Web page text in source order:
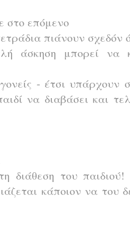
στο επόμενο
πιάνουν σχεδόν
άσκηση μπορεί να
- έτσι υπάρχουν
να διαβάσει και
διάθεση του
κάποιον να του